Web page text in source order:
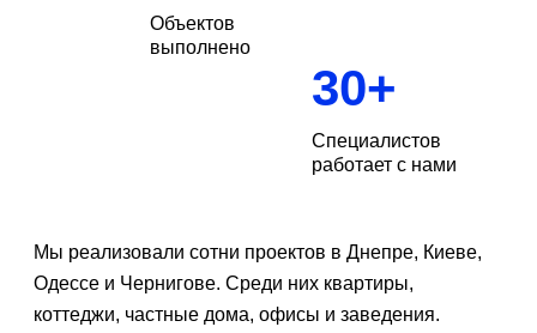
Объектов
выполнено
30+
Специалистов
работает с нами
Мы реализовали сотни проектов в Днепре, Киеве,
Одессе и Чернигове. Среди них квартиры,
коттеджи, частные дома, офисы и заведения.
Заказатьзвонок